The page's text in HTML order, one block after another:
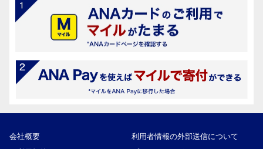
会社概要
利用者情報の外部送信について